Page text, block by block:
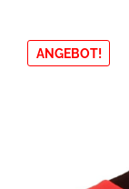
ANGEBOT!